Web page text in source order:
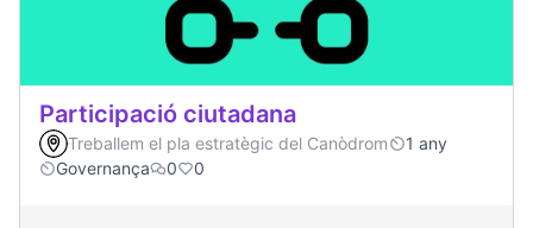
Participació ciutadana
Treballem el pla estratègic del Canòdrom
1 any
Governança
0 0